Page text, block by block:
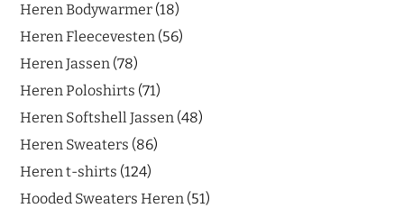
Heren Bodywarmer 18
Heren Fleecevesten 56
Heren Jassen 78
Heren Poloshirts 71
Heren Softshell Jassen 48
Heren Sweaters 86
Heren t-shirts 124
Hooded Sweaters Heren 51